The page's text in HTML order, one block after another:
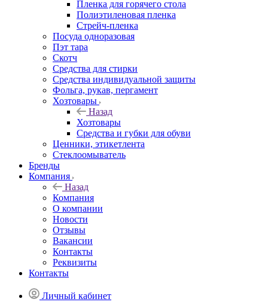
Пленка для горячего стола
Полиэтиленовая пленка
Стрейч-пленка
Посуда одноразовая
Пэт тара
Скотч
Средства для стирки
Средства индивидуальной защиты
Фольга, рукав, пергамент
Хозтовары
Назад
Хозтовары
Средства и губки для обуви
Ценники, этикетлента
Стеклоомыватель
Бренды
Компания
Назад
Компания
О компании
Новости
Отзывы
Вакансии
Контакты
Реквизиты
Контакты
Личный кабинет